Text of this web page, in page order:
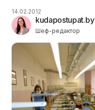
kudapostupat.by
Шеф-редактор
14.02.2012